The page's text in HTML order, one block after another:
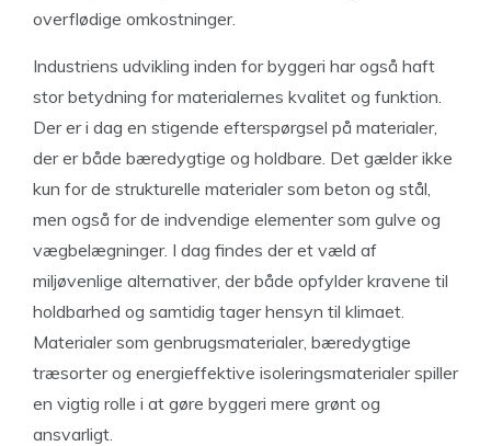
overflødige omkostninger.
Industriens udvikling inden for byggeri har også haft
stor betydning for materialernes kvalitet og funktion.
Der er i dag en stigende efterspørgsel på materialer,
der er både bæredygtige og holdbare. Det gælder ikke
kun for de strukturelle materialer som beton og stål,
men også for de indvendige elementer som gulve og
vægbelægninger. I dag findes der et væld af
miljøvenlige alternativer, der både opfylder kravene til
holdbarhed og samtidig tager hensyn til klimaet.
Materialer som genbrugsmaterialer, bæredygtige
træsorter og energieffektive isoleringsmaterialer spiller
en vigtig rolle i at gøre byggeri mere grønt og
ansvarligt.